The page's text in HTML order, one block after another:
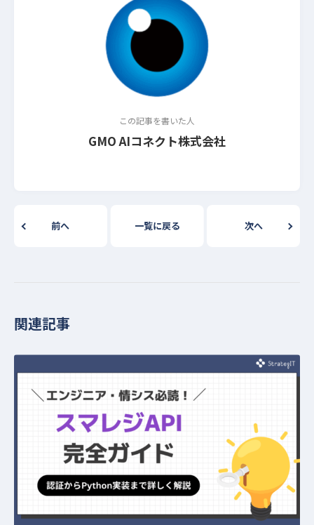
この記事を書いた人
GMO AIコネクト株式会社
前へ 一覧に戻る 次へ
関連記事